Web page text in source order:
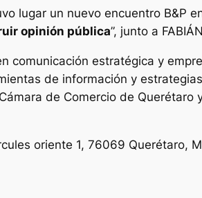
lugar un nuevo encuentro B&P
opinión pública”, junto a
comunicación estratégica y
de información y
de Comercio de
oriente 1, 76069 Querétaro,